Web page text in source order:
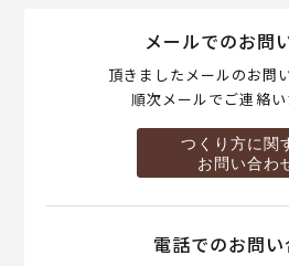
メールでのお問
頂きましたメールのお問
順次メールでご連絡い
つくり方に関
お問い合わ
電話でのお問い